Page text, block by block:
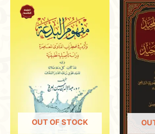
عدد الحجم
Rated4
out of 5
Benefit from loyalty rewards
bookstore that radiates
ambiance.
OUT OF STOCK